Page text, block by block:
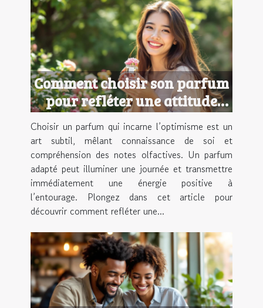
Comment choisir son parfum
pour refléter une attitude
optimiste ?
Choisir un parfum qui incarne l’optimisme est un
art subtil, mêlant connaissance de soi et
compréhension des notes olfactives. Un parfum
adapté peut illuminer une journée et transmettre
immédiatement une énergie positive à
l’entourage. Plongez dans cet article pour
découvrir comment refléter une...